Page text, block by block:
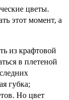
цветы.
этот момент, а
из крафтовой
в плетеной
губка;
Но цвет